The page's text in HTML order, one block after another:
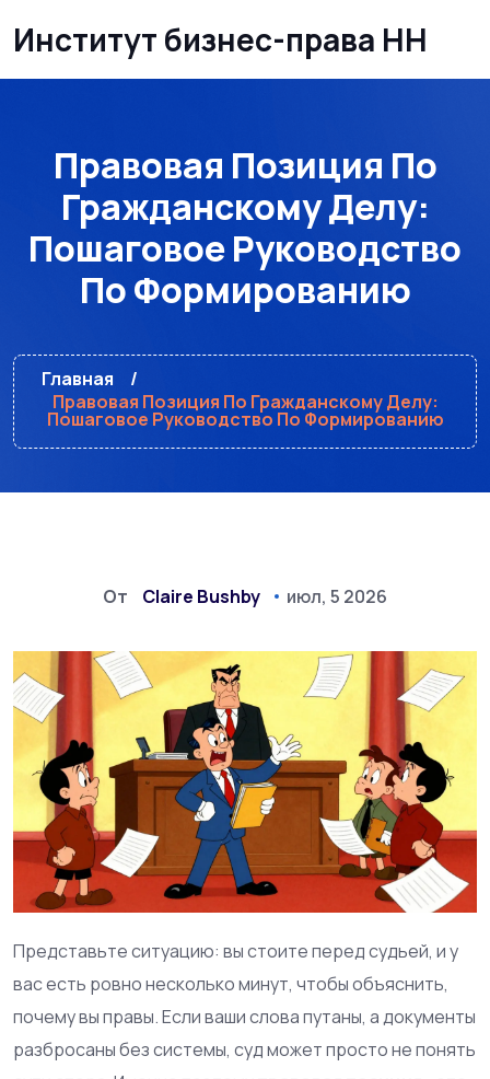
Институт бизнес-права НН
Правовая Позиция По
Гражданскому Делу:
Пошаговое Руководство
По Формированию
Главная
Правовая Позиция По Гражданскому Делу:
Пошаговое Руководство По Формированию
От Claire Bushby июл, 5 2026
Представьте ситуацию: вы стоите перед судьей, и у
вас есть ровно несколько минут, чтобы объяснить,
почему вы правы. Если ваши слова путаны, а документы
разбросаны без системы, суд может просто не понять